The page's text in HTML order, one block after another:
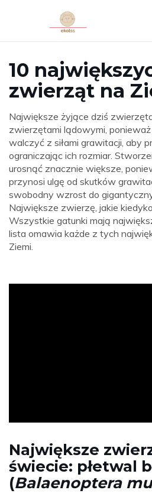
10
zwierząt na
Największe żyjące dziś
zwierzętami lądowymi,
walczyć z siłami grawitacji, aby
ograniczając ich rozmiar.
urosnąć znacznie większe,
przynosi ulgę od skutków
swobodny wzrost do
Największe zwierzę, jakie
Wszystkie gatunki mają
lista omawia każde z tych
Ziemi.
Największe
świecie: płetwal
(Balaenoptera